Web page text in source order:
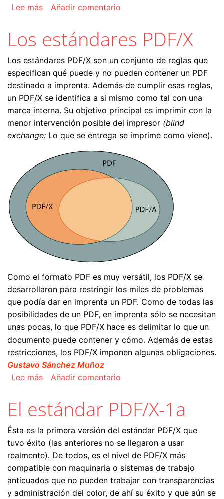
Lee mássobre El estándar PDF/X-3
Añadir comentario
Los estándares PDF/X
Los estándares PDF/X son un conjunto de reglas que
especifican qué puede y no pueden contener un PDF
destinado a imprenta. Además de cumplir esas reglas,
un PDF/X se identifica a si mismo como tal con una
marca interna. Su objetivo principal es imprimir con la
menor intervención posible del impresor (blind
exchange: Lo que se entrega se imprime como viene).
Como el formato PDF es muy versátil, los PDF/X se
desarrollaron para restringir los miles de problemas
que podía dar en imprenta un PDF. Como de todas las
posibilidades de un PDF, en imprenta sólo se necesitan
unas pocas, lo que PDF/X hace es delimitar lo que un
documento puede contener y cómo. Además de estas
restricciones, los PDF/X imponen algunas obligaciones.
Gustavo Sánchez Muñoz
Lee mássobre Los estándares PDF/X
Añadir comentario
El estándar PDF/X-1a
Ésta es la primera versión del estándar PDF/X que
tuvo éxito (las anteriores no se llegaron a usar
realmente). De todos, es el nivel de PDF/X más
compatible con maquinaria o sistemas de trabajo
anticuados que no pueden trabajar con transparencias
y administración del color, de ahí su éxito y que aún se